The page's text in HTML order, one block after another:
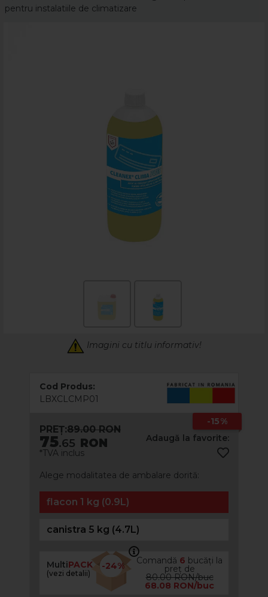
pentru instalatiile de climatizare
Imagini cu titlu informativ!
Cod Produs:
LBXCLCMP01
-15%
Adaugă la favorite:
PREȚ:89.00 RON
75.65 RON
*TVA inclus
Alege modalitatea de ambalare dorită:
flacon 1 kg (0.9L)
canistra 5 kg (4.7L)
MultiPACK
(vezi detalii)
-24% Comandă 6 bucăți la
preț de
80.00 RON/buc
68.08 RON/buc